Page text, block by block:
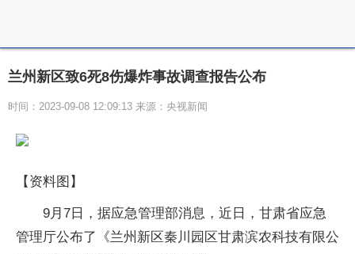
兰州新区致6死8伤爆炸事故调查报告公布
时间：2023-09-08 12:09:13 来源：央视新闻
【资料图】
9月7日，据应急管理部消息，近日，甘肃省应急
管理厅公布了《兰州新区秦川园区甘肃滨农科技有限公